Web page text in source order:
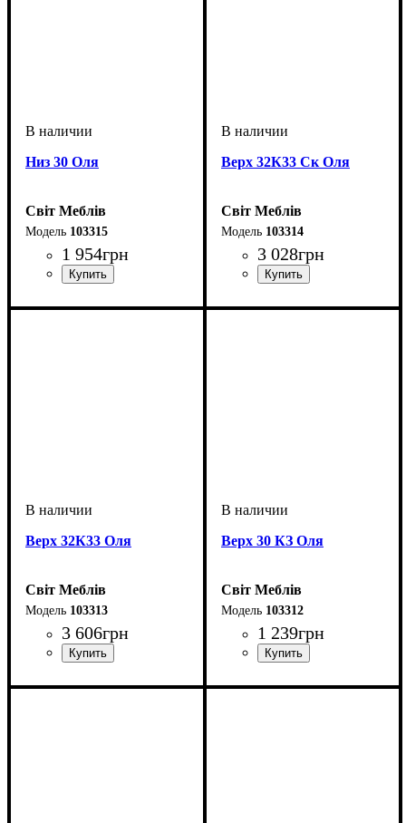
Низ 30 Оля
Світ Меблів
103315
1 954грн
Верх 32К33 Ск Оля
Світ Меблів
103314
3 028грн
Верх 32К33 Оля
Світ Меблів
103313
3 606грн
Верх 30 КЗ Оля
Світ Меблів
103312
1 239грн